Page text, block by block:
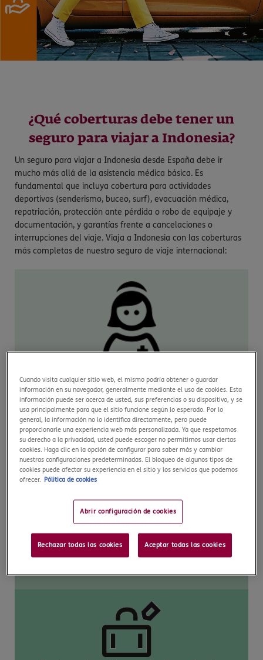
¿Qué coberturas debe tener un
seguro para viajar a Indonesia?
Un seguro para viajar a Indonesia desde España debe ir
mucho más allá de la asistencia médica básica. Es
fundamental que incluya cobertura para actividades
deportivas (senderismo, buceo, surf), evacuación médica,
repatriación, protección ante pérdida o robo de equipaje y
documentación, y garantías frente a cancelaciones o
interrupciones del viaje. Viaja a Indonesia con las coberturas
más completas de nuestro seguro de viaje internacional:
Select te ofrece gastos médicos, quirúrgicos y de
hospitalización ilimitados, sin que tengas que adelantar
dinero. Incluido COVID-19.
Práctica deportiva (opcional)
Podrás añadir a tu póliza coberturas opcionales de
práctica deportiva, en función de las actividades que
Cuando visita cualquier sitio web, el mismo podría obtener o guardar
información en su navegador, generalmente mediante el uso de cookies. Esta
información puede ser acerca de usted, sus preferencias o su dispositivo, y se
usa principalmente para que el sitio funcione según lo esperado. Por lo
general, la información no lo identifica directamente, pero puede
proporcionarle una experiencia web más personalizada. Ya que respetamos
su derecho a la privacidad, usted puede escoger no permitirnos usar ciertas
cookies. Haga clic en la opción de configurar para saber más y cambiar
nuestras configuraciones predeterminadas. El bloqueo de algunos tipos de
cookies puede afectar su experiencia en el sitio y los servicios que podemos
ofrecer.
Pólitica de cookies
Abrir configuración de cookies
Rechazar todas las cookies Aceptar todas las cookies